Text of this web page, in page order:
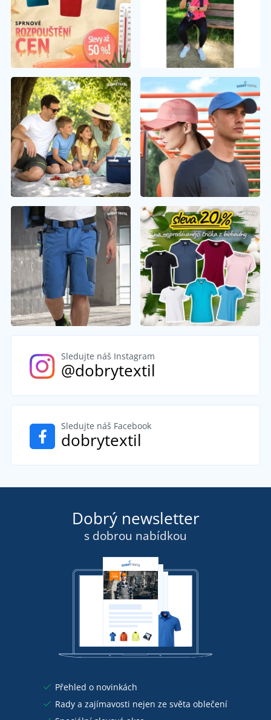
Sledujte náš Instagram
@dobrytextil
Sledujte náš Facebook
dobrytextil
Dobrý newsletter
s dobrou nabídkou
Přehled o novinkách
Rady a zajímavosti nejen ze světa oblečení